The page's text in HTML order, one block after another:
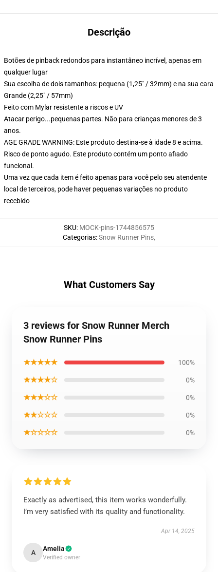
Descrição
Botões de pinback redondos para instantâneo incrível, apenas em
qualquer lugar
Sua escolha de dois tamanhos: pequena (1,25" / 32mm) e na sua cara
Grande (2,25" / 57mm)
Feito com Mylar resistente a riscos e UV
Atacar perigo...pequenas partes. Não para crianças menores de 3
anos.
AGE GRADE WARNING: Este produto destina-se à idade 8 e acima.
Risco de ponto agudo. Este produto contém um ponto afiado
funcional.
Uma vez que cada item é feito apenas para você pelo seu atendente
local de terceiros, pode haver pequenas variações no produto
recebido
SKU: MOCK-pins-1744856575
Categorias:Snow Runner Pins,
What Customers Say
3 reviews for Snow Runner Merch
Snow Runner Pins
★★★★★ 100%
★★★★☆ 0%
★★★☆☆ 0%
★★☆☆☆ 0%
★☆☆☆☆ 0%
Exactly as advertised, this item works wonderfully.
I’m very satisfied with its quality and functionality.
Apr 14, 2025
A Amelia
Verified owner